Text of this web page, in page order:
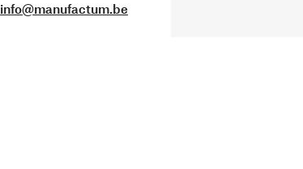
info@manufactum.be